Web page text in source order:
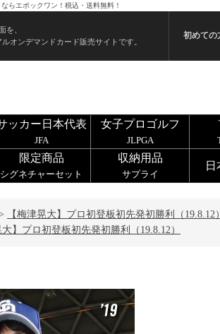
らエポックワン！税込・送料無料！
を、
オンデマンドカード販売サイトです。
初めての
ッカー日本代表
JFA
女子プロゴルフ
JLPGA
限定商品
シグネチャーセット
収納用品
サプライ
【梅津晃大】プロ初登板初先発初勝利（19.8.12）
大】プロ初登板初先発初勝利（19.8.12）